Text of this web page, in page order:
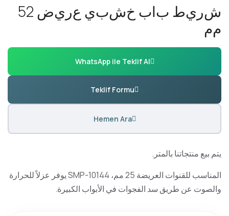
شر يط باب خشبي عر يض 2
5
مم
WhatsApp ile Teklif Al
Teklif Formu
Hemen Ara
يتم بيع منتجاتنا بالمتر.
المناسب للقنوات العريضة 25 مم، SMP-10144 يوفر عزلاً للحرارة
والصوت عن طريق سد الفجوات في الأبواب الكبيرة.